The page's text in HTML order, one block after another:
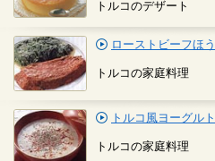
トルコのデザート
ローストビーフほ
トルコの家庭料理
トルコ風ヨーグル
トルコの家庭料理